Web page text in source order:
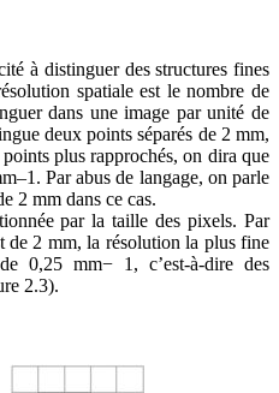
à distinguer des structures fines
spatiale est le nombre de
dans une image par unité de
deux points séparés de 2 mm,
plus rapprochés, on dira que
Par abus de langage, on parle
2 mm dans ce cas.
par la taille des pixels. Par
de 2 mm, la résolution la plus fine
0,25 mm− 1, c’est-à-dire des
2.3).